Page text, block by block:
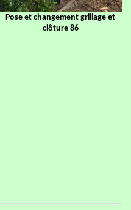
Pose et changement grillage et
clôture 86